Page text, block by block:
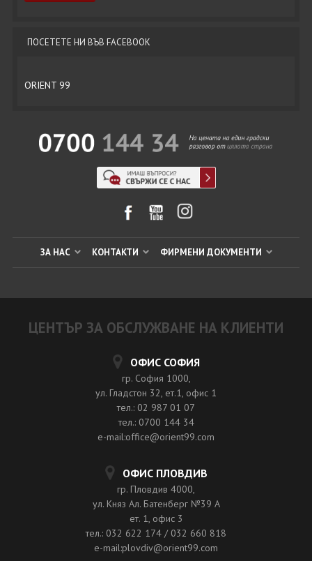
ПОСЕТЕТЕ НИ ВЪВ FACEBOOK
ORIENT 99
ЗА НАС КОНТАКТИ ФИРМЕНИ ДОКУМЕНТИ
ЦЕНТЪР ЗА ОБСЛУЖВАНЕ НА КЛИЕНТИ
ОФИС СОФИЯ
гр. София 1000,
ул. Гладстон 32, ет.1, офис 1
тел.: 02 987 01 07
тел.: 0700 144 34
e-mail:office@orient99.com
ОФИС ПЛОВДИВ
гр. Пловдив 4000,
ул. Княз Ал. Батенберг №39 A
ет. 1, офис 3
тел.: 032 622 174 / 032 660 818
e-mail:plovdiv@orient99.com